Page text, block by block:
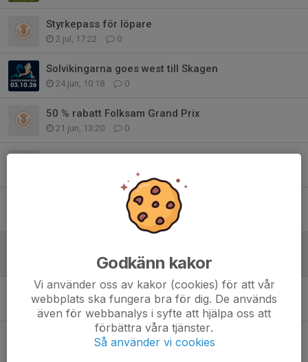
Styrkepass för löpare
2 jul, 17:22 0
Solvikingarna goes west till Skagen
24 jun, 10:18 0
50 % rabatt Folksam Grand Prix
21 jun, 13:20 0
Sommarträningen
8 jun, 15:08 0
Grill och medlemsmöte – sommaren är här
1 jun, 09:20 0
Intervaller Slottsskogsvallen tisdagar
Godkänn kakor
Vi använder oss av kakor (cookies) för att vår
webbplats ska fungera bra för dig. De används
även för webbanalys i syfte att hjälpa oss att
förbättra våra tjänster.
Så använder vi cookies